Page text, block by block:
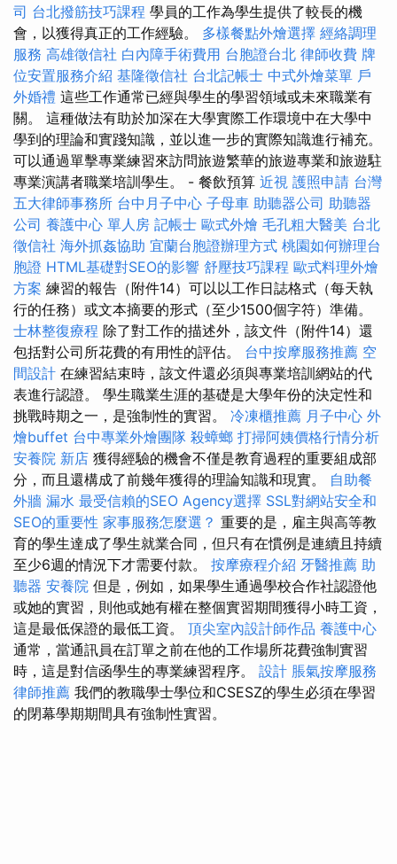
司 台北撥筋技巧課程 學員的工作為學生提供了較長的機
會，以獲得真正的工作經驗。 多樣餐點外燴選擇 經絡調理
服務 高雄徵信社 白內障手術費用 台胞證台北 律師收費 牌
位安置服務介紹 基隆徵信社 台北記帳士 中式外燴菜單 戶
外婚禮 這些工作通常已經與學生的學習領域或未來職業有
關。 這種做法有助於加深在大學實際工作環境中在大學中
學到的理論和實踐知識，並以進一步的實際知識進行補充。
可以通過單擊專業練習來訪問旅遊繁華的旅遊專業和旅遊駐
專業演講者職業培訓學生。 - 餐飲預算 近視 護照申請 台灣
五大律師事務所 台中月子中心 子母車 助聽器公司 助聽器
公司 養護中心 單人房 記帳士 歐式外燴 毛孔粗大醫美 台北
徵信社 海外抓姦協助 宜蘭台胞證辦理方式 桃園如何辦理台
胞證 HTML基礎對SEO的影響 舒壓技巧課程 歐式料理外燴
方案 練習的報告（附件14）可以以工作日誌格式（每天執
行的任務）或文本摘要的形式（至少1500個字符）準備。
士林整復療程 除了對工作的描述外，該文件（附件14）還
包括對公司所花費的有用性的評估。 台中按摩服務推薦 空
間設計 在練習結束時，該文件還必須與專業培訓網站的代
表進行認證。 學生職業生涯的基礎是大學年份的決定性和
挑戰時期之一，是強制性的實習。 冷凍櫃推薦 月子中心 外
燴buffet 台中專業外燴團隊 殺蟑螂 打掃阿姨價格行情分析
安養院 新店 獲得經驗的機會不僅是教育過程的重要組成部
分，而且還構成了前幾年獲得的理論知識和現實。 自助餐
外牆 漏水 最受信賴的SEO Agency選擇 SSL對網站安全和
SEO的重要性 家事服務怎麼選？ 重要的是，雇主與高等教
育的學生達成了學生就業合同，但只有在慣例是連續且持續
至少6週的情況下才需要付款。 按摩療程介紹 牙醫推薦 助
聽器 安養院 但是，例如，如果學生通過學校合作社認證他
或她的實習，則他或她有權在整個實習期間獲得小時工資，
這是最低保證的最低工資。 頂尖室內設計師作品 養護中心
通常，當通訊員在訂單之前在他的工作場所花費強制實習
時，這是對信函學生的專業練習程序。 設計 脹氣按摩服務
律師推薦 我們的教職學士學位和CSESZ的學生必須在學習
的閉幕學期期間具有強制性實習。